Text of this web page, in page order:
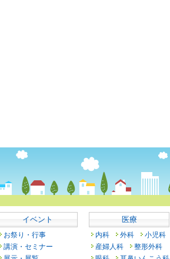
イベント
お祭り・行事
講演・セミナー
医療
内科 外科
小児科
産婦人科
整形外科